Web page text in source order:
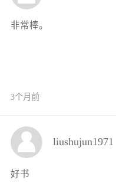
非常棒。
3个月前
liushujun1971
好书